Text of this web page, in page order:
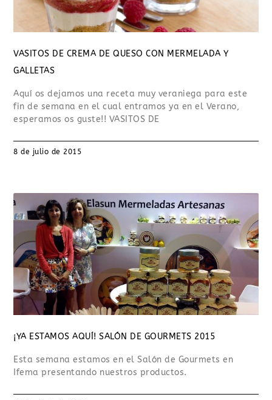
VASITOS DE CREMA DE QUESO CON MERMELADA Y
GALLETAS
Aquí os dejamos una receta muy veraniega para este
fin de semana en el cual entramos ya en el Verano,
esperamos os guste!! VASITOS DE
8 de julio de 2015
¡YA ESTAMOS AQUÍ! SALÓN DE GOURMETS 2015
Esta semana estamos en el Salón de Gourmets en
Ifema presentando nuestros productos.